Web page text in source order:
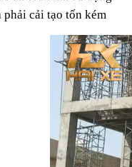
phải cải tạo tốn kém